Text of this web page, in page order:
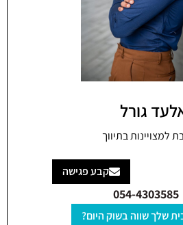
גורל
למצויינות בתיווך
קבע פגישה
054-4303585
שלך שווה בשוק היום?